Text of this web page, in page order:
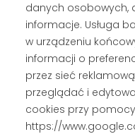
danych osobowych,
informacje. Usługa
w urządzeniu
informacji o
przez sieć
przeglądać i
cookies przy
https://